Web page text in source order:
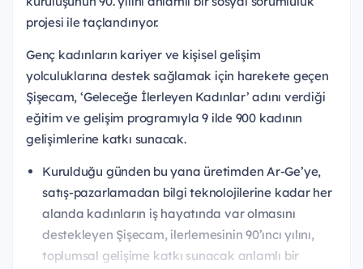
projesi ile taçlandırıyor.
Genç kadınların kariyer ve kişisel gelişim
yolculuklarına destek sağlamak için harekete geçen
Şişecam, ‘Geleceğe İlerleyen Kadınlar’ adını verdiği
eğitim ve gelişim programıyla 9 ilde 900 kadının
gelişimlerine katkı sunacak.
Kurulduğu günden bu yana üretimden Ar-Ge’ye,
satış-pazarlamadan bilgi teknolojilerine kadar her
alanda kadınların iş hayatında var olmasını
destekleyen Şişecam, ilerlemesinin 90’ıncı yılını,
toplumsal gelişime katkı sunacak anlamlı bir